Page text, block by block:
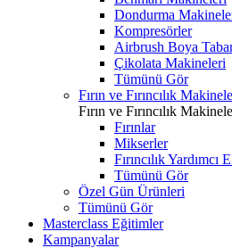
Dondurma
Kompresörler
Airbrush Boya
Çikolata Makineleri
Tümünü Gör
Fırın ve Fırıncılık
Fırın ve Fırıncılık
Fırınlar
Mikserler
Fırıncılık Yardımcı
Tümünü Gör
Özel Gün Ürünleri
Tümünü Gör
Masterclass Eğitimler
Kampanyalar